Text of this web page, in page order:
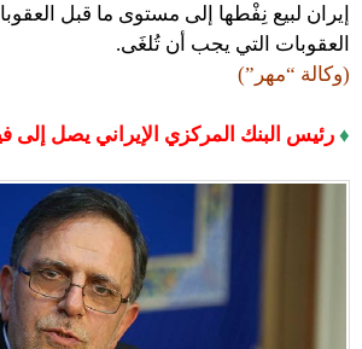
إيران لبيع نِفْطها إلى مستوى ما قبل
العقوبات التي يجب أن تُلغَى.
(وكالة “مهر”)
♦ رئيس البنك المركزي الإيراني يصل إلى